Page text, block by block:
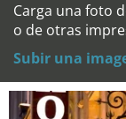
Carga una foto
o de otras
Subir una